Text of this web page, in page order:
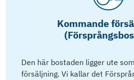
Kommande
Den här bostaden ligger ute
försäljning. Vi kallar det